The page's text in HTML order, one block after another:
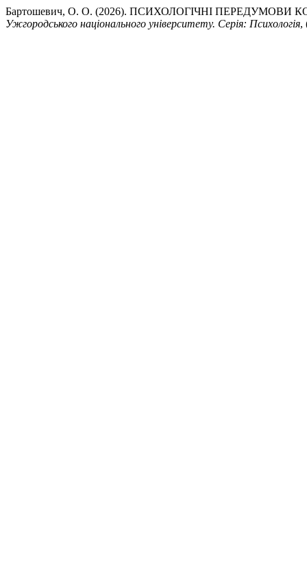
Бартошевич, О. О. (2026). ПСИХОЛОГІЧНІ
Ужгородського національного університету. Серія: Психологія,